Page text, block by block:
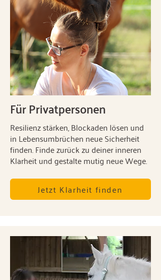
Für Privatpersonen
Resilienz stärken, Blockaden lösen und
in Lebensumbrüchen neue Sicherheit
finden. Finde zurück zu deiner inneren
Klarheit und gestalte mutig neue Wege.
Jetzt Klarheit finden